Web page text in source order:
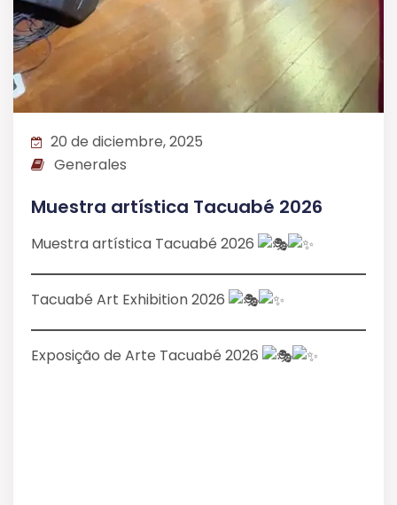
20 de diciembre, 2025
Generales
Muestra artística Tacuabé 2026
Muestra artística Tacuabé 2026
Tacuabé Art Exhibition 2026
Exposição de Arte Tacuabé 2026